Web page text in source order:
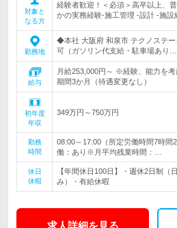
対象と
なる方
経験者歓迎！＜必須＞高卒以上、
かの実務経験‐施工管理 ‐設計 ‐施
勤務地
◆本社 大阪府 和泉市 テクノステ
可（ガソリン代支給・駐車場あり…
給与
月給253,000円～ ※経験、能力を
期間3か月（待遇変更なし）
初年度
年収
349万円～750万円
勤務
時間
08:00～17:00（所定労働時間7時
働：あり※月平均残業時間：…
休日
休暇
【年間休日100日】・週休2日制（
み）・有給休暇
求人詳細を見る